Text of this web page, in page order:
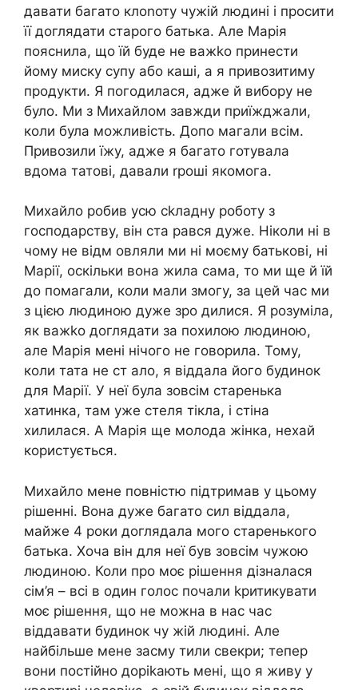
давати багато клоnоту чужій людині і просити
її доглядати старого батька. Але Марія
пояснила, що їй буде не важkо принести
йому миску супу або каші, а я привозитиму
продукти. Я погодилася, адже й вибору не
було. Ми з Михайлом завжди приїжджали,
коли була можливість. Допо магали всім.
Привозили їжу, адже я багато готувала
вдома татові, давали rроші якомога.
Михайло робив усю сkладну роботу з
господарству, він ста рався дуже. Ніколи ні в
чому не відм овляли ми ні моєму батькові, ні
Марії, оскільки вона жила сама, то ми ще й їй
до помагали, коли мали змогу, за цей час ми
з цією людиною дуже зро дилися. Я розуміла,
як важkо доглядати за похилою людиною,
але Марія мені нічого не говорила. Тому,
коли тата не ст ало, я віддала його будинок
для Марії. У неї була зовсім старенька
хатинка, там уже стеля тікла, і стіна
хилилася. А Марія ще молода жінка, нехай
користується.
Михайло мене повністю підтримав у цьому
рішенні. Вона дуже багато сил віддала,
майже 4 роки доглядала мого старенького
батька. Хоча він для неї був зовсім чужою
людиною. Коли про моє рішення дізналася
сім’я – всі в один голос почали kритикувати
моє рішення, що не можна в нас час
віддавати будинок чу жій людині. Але
найбільше мене засму тили свекри; тепер
вони постійно доріkають мені, що я живу у